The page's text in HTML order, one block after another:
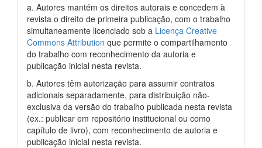
a. Autores mantém os direitos autorais e concedem à
revista o direito de primeira publicação, com o trabalho
simultaneamente licenciado sob a Licença Creative
Commons Attribution que permite o compartilhamento
do trabalho com reconhecimento da autoria e
publicação inicial nesta revista.
b. Autores têm autorização para assumir contratos
adicionais separadamente, para distribuição não-
exclusiva da versão do trabalho publicada nesta revista
(ex.: publicar em repositório institucional ou como
capítulo de livro), com reconhecimento de autoria e
publicação inicial nesta revista.